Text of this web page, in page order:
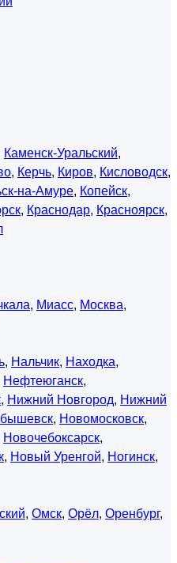
Каменск-Уральский,
, Керчь, Киров, Кисловодск,
на-Амуре, Копейск,
, Краснодар, Красноярск,
, Миасс, Москва,
, Нальчик, Находка,
Нефтеюганск,
, Нижний Новгород, Нижний
, Новомосковск,
Новочебоксарск,
, Новый Уренгой, Ногинск,
, Омск, Орёл, Оренбург,